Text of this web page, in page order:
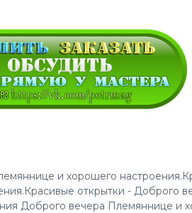
и хорошего
открытки - Доброго
Доброго вечера Племяннице и